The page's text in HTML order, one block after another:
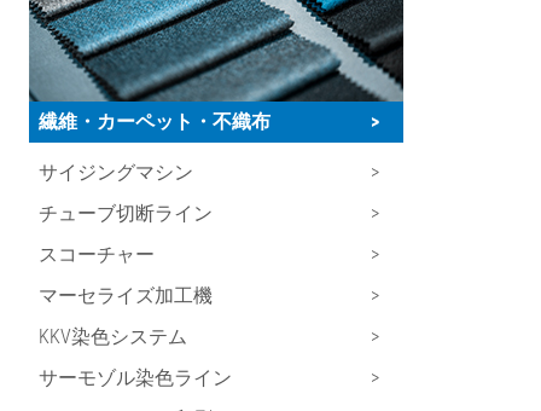
繊維・カーペット・不織布 >
サイジングマシン
>
チューブ切断ライン
>
スコーチャー
>
マーセライズ加工機
>
KKV染色システム
>
サーモゾル染色ライン
>